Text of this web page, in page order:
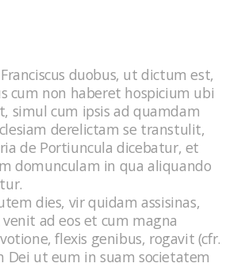
duobus, ut dictum est,
cum non haberet hospicium ubi
simul cum ipsis ad quamdam
derelictam se transtulit,
de Portiuncula dicebatur, et
domunculam in qua aliquando
dies, vir quidam assisinas,
ad eos et cum magna
flexis genibus, rogavit (cfr.
Dei ut eum in suam societatem